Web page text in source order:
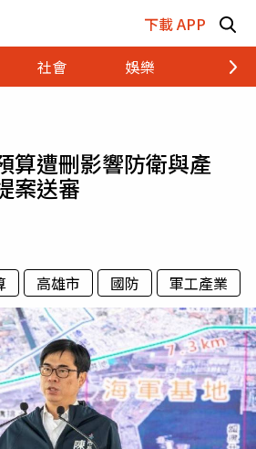
下載 APP
社會 娛樂 財經
算遭刪影響防衛與產
案送審
高雄市 國防 軍工產業